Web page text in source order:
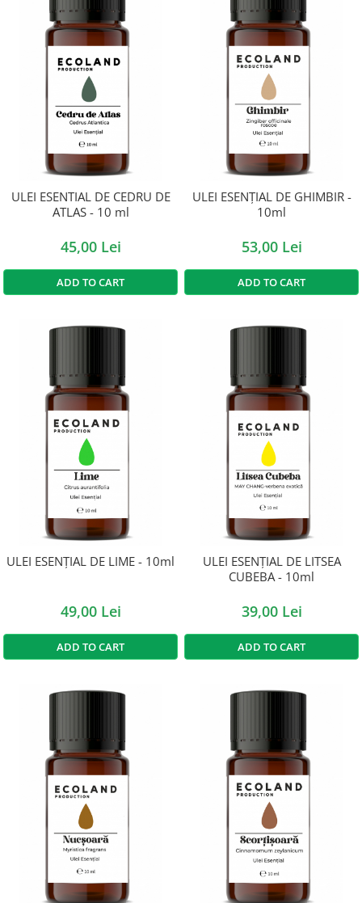
ULEI ESENTIAL DE CEDRU DE
ATLAS - 10 ml
45,00 Lei
ADD TO CART
ULEI ESENȚIAL DE GHIMBIR -
10ml
53,00 Lei
ADD TO CART
ULEI ESENȚIAL DE LIME - 10ml
49,00 Lei
ADD TO CART
ULEI ESENȚIAL DE LITSEA
CUBEBA - 10ml
39,00 Lei
ADD TO CART